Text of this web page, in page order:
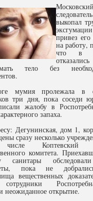
Московский
следователь
выкопал
привез его
на работу,
что в
отказались
тело без
мумия пролежала в
три дня, пока соседи
жалобу в
запаха.
Дегунинская, дом 1,
сразу несколько
Коптевский
комитета.
санитары
пока не
вещественных
неожиданное открытие.